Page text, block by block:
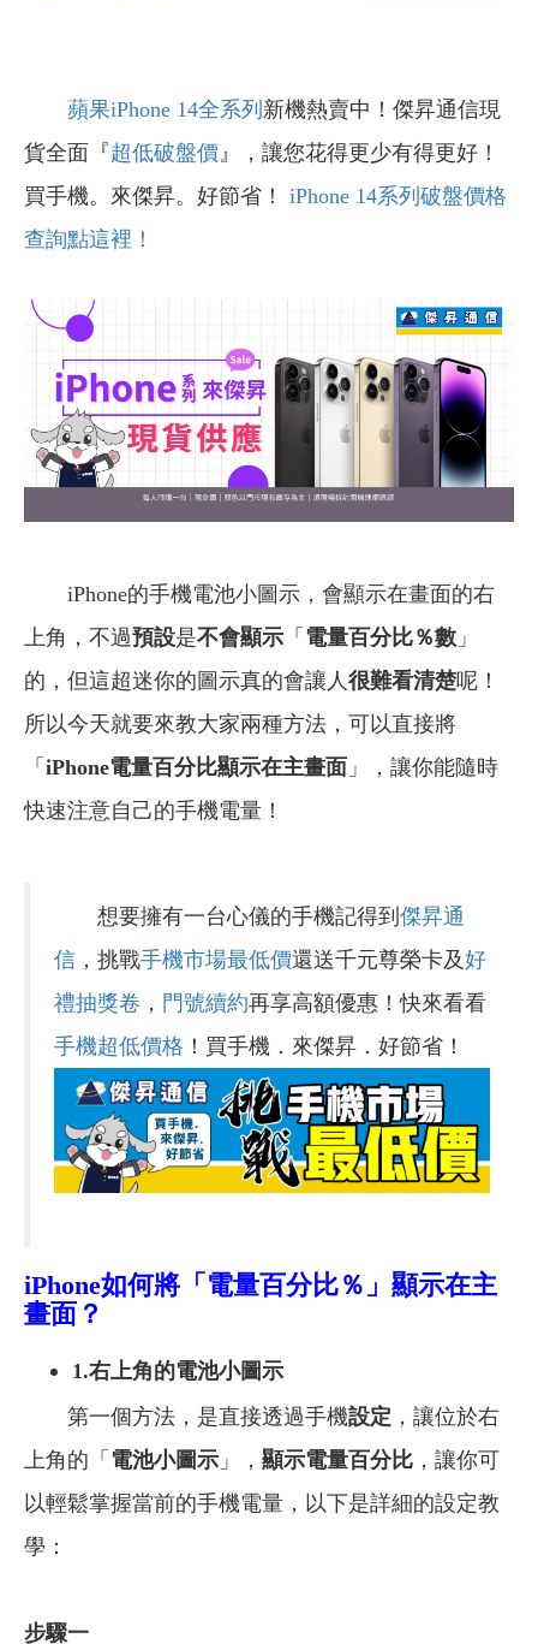
蘋果iPhone 14全系列 新機熱賣中！傑昇通信現
貨全面『超低破盤價』，讓您花得更少有得更好！
買手機。來傑昇。好節省！ iPhone 14系列破盤價格
查詢點這裡！
iPhone的手機電池小圖示，會顯示在畫面的右
上角，不過預設是不會顯示 「 電量百分比％數 」
的，但這超迷你的圖示真的會讓人 很難看清楚呢！
所以今天就要來教大家兩種方法，可以直接將
「 iPhone電量百分比顯示在主畫面 」，讓你能隨時
快速注意自己的手機電量！
想要擁有一台心儀的手機記得到 傑昇通
信 ，挑戰手機市場最低價還送千元尊榮卡及好
禮抽獎卷 ， 門號續約再享高額優惠！快來看看
手機超低價格 ！買手機．來傑昇．好節省！
iPhone如何將「電量百分比％」顯示在主
畫面？
1.右上角的電池小圖示
第一個方法，是直接透過手機設定 ，讓位於右
上角的「 電池小圖示 」， 顯示電量百分比 ，讓你可
以輕鬆掌握當前的手機電量，以下是詳細的設定教
學：
步驟一